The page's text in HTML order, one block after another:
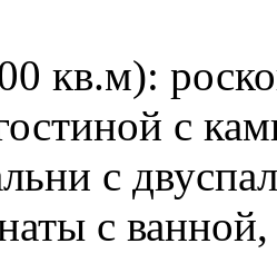
кв.м):
с
с
с